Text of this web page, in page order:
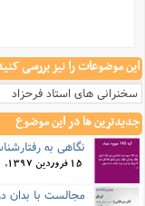
این موضوعات را نیز بررسی
سخنرانی های استاد فرحزاد
جدیدترین ها در این موضوع
نگاهی به
15 فروردین 1397, 23:1
مجالست با بدان